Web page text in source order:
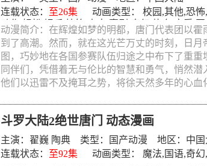
连载状态： 至26集 动画类型： 校园 ,其他,恐怖,
动作 ,轻松 娱乐,搞笑,未来 ,喜剧 奇幻,热血,恋爱 ,同
血鬼,惊悚, 神魔,教育,侦探,少年爱,女性向,机战, 亲
史 少女,百合,少年 科幻,社会,职场,泡面番,真人,
动漫简介：在辉煌如梦的明都，唐门代表团以
到了高潮。然而，就在这光芒万丈的时刻，日
图，巧妙地在各国参赛队伍归途之中布下了重
同伴们，凭借着无与伦比的智慧和勇气，悄然
他们以迅雷不及掩耳之势，将徐天然多年的心血
斗罗大陆2绝世唐门 动态漫画
主演： 翟巍 陶典 类型： 国产动漫 地区：中国
连载状态： 至92集 动画类型： 魔法, 国语,奇幻,